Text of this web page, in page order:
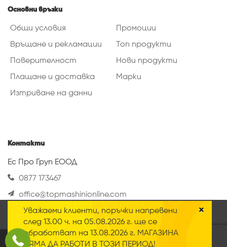
×
Уважаеми клиенти, поръчки напревени
след 13.00 ч. на 05.08.2026 г. ще се
обработват на 13.08.2026 г. МАГАЗИНА
НЯМА ДА РАБОТИ В ТОЗИ ПЕРИОД!
Основни връзки
Общи условия
Връщане и рекламации
Поверителност
Плащане и доставка
Изтриване на данни
Промоции
Топ продукти
Нови продукти
Марки
Контакти
Ес Про Груп ЕООД
0877 173467
office@topmashinionline.com
Вижте повече
2020 © Всички права запазени
Нашият онлайн магазин използва така
наречените „Бисквитки“ Научете повече за
нашатаполитика за поверителност.